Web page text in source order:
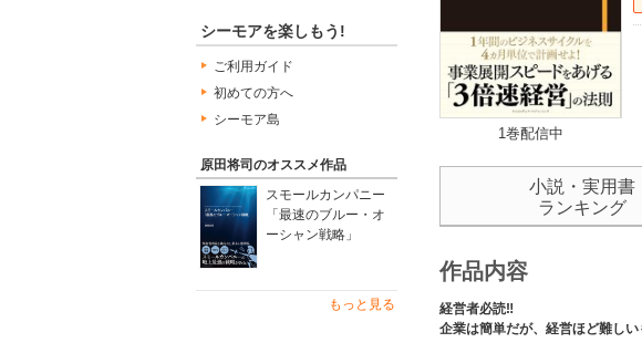
シーモアを楽しもう!
ご利用ガイド
初めての方へ
シーモア島
原田将司のオススメ作品
スモールカンパニー
「最速のブルー・オ
ーシャン戦略」
もっと見る
1巻配信中
小説・実用書
ランキング
作品内容
経営者必読‼
企業は簡単だが、経営ほど難し